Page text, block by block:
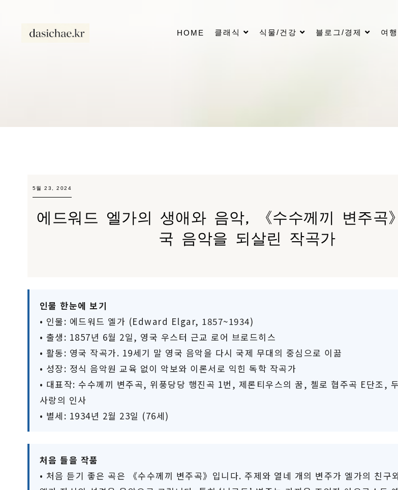
HOME 클래식 식물/건강 블로그/경제 여행
5월 23, 2024
에드워드 엘가의 생애와 음악, 《수수께끼 변주곡
국 음악을 되살린 작곡가
인물 한눈에 보기
• 인물: 에드워드 엘가 (Edward Elgar, 1857~1934)
• 출생: 1857년 6월 2일, 영국 우스터 근교 로어 브로드히스
• 활동: 영국 작곡가. 19세기 말 영국 음악을 다시 국제 무대의 중심으로 이끎
• 성장: 정식 음악원 교육 없이 악보와 이론서로 익힌 독학 작곡가
• 대표작: 수수께끼 변주곡, 위풍당당 행진곡 1번, 제론티우스의 꿈, 첼로 협주곡 E단조,
사랑의 인사
• 별세: 1934년 2월 23일 (76세)
처음 들을 작품
• 처음 듣기 좋은 곡은 《수수께끼 변주곡》입니다. 주제와 열네 개의 변주가 엘가의 친구